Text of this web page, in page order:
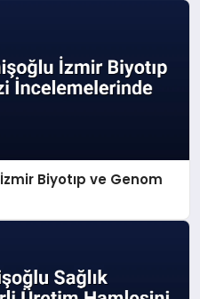
Biyotıp ve Genom